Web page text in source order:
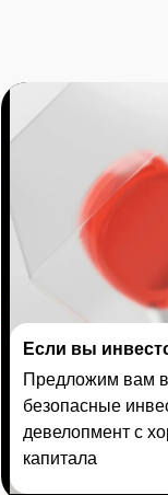
Если вы
Предложим вам
безопасные
девелопмент с
капитала